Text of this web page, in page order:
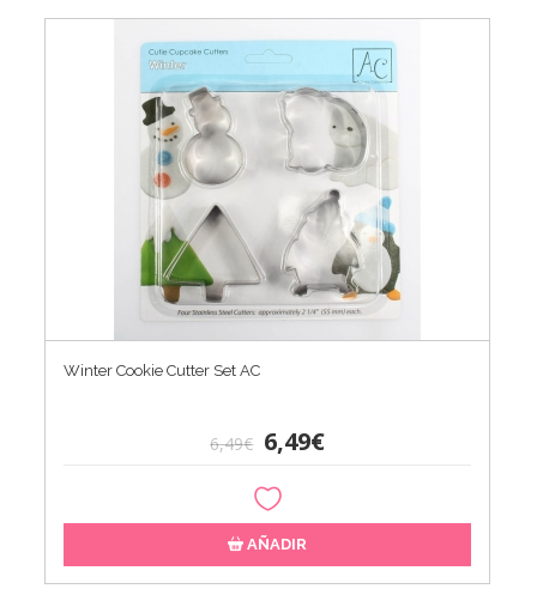
Winter Cookie Cutter Set AC
6,49€ 6,49€
AÑADIR